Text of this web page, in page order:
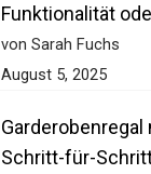
Funktionalität
von Sarah Fuchs
August 5, 2025
Garderobenregal
Schritt-für-